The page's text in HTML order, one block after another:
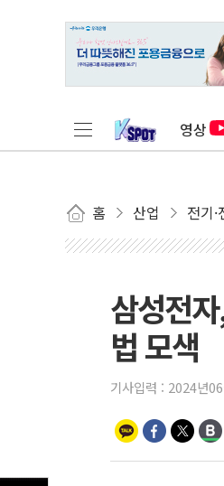
영상
홈 산업 전기·
삼성전
법 모색
기사입력 : 2024년